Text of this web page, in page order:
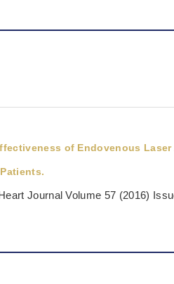
of Endovenous
Journal Volume 57 (2016)